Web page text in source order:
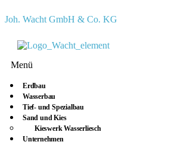
Joh. Wacht GmbH & Co. KG
Menü
Erdbau
Wasserbau
Tief- und Spezialbau
Sand und Kies
Kieswerk Wasserliesch
Unternehmen